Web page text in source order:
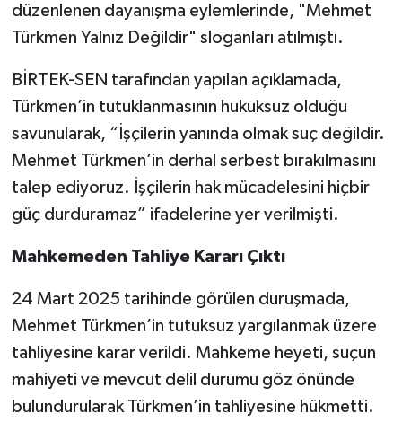
düzenlenen dayanışma eylemlerinde, "Mehmet
Türkmen Yalnız Değildir" sloganları atılmıştı.
BİRTEK-SEN tarafından yapılan açıklamada,
Türkmen’in tutuklanmasının hukuksuz olduğu
savunularak, “İşçilerin yanında olmak suç değildir.
Mehmet Türkmen’in derhal serbest bırakılmasını
talep ediyoruz. İşçilerin hak mücadelesini hiçbir
güç durduramaz” ifadelerine yer verilmişti.
Mahkemeden Tahliye Kararı Çıktı
24 Mart 2025 tarihinde görülen duruşmada,
Mehmet Türkmen’in tutuksuz yargılanmak üzere
tahliyesine karar verildi. Mahkeme heyeti, suçun
mahiyeti ve mevcut delil durumu göz önünde
bulundurularak Türkmen’in tahliyesine hükmetti.